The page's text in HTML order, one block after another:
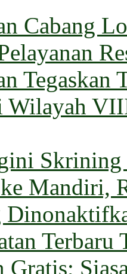
Cabang
Tegaskan
Skrining
Mandiri,
Gratis;